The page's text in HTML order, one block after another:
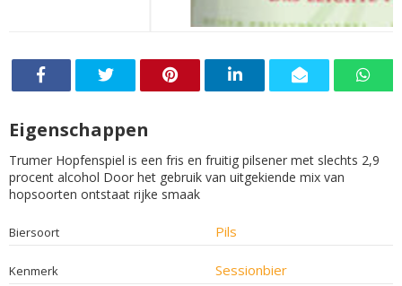
Eigenschappen
Trumer Hopfenspiel is een fris en fruitig pilsener met slechts 2,9
procent alcohol Door het gebruik van uitgekiende mix van
hopsoorten ontstaat rijke smaak
Biersoort Pils
Kenmerk Sessionbier